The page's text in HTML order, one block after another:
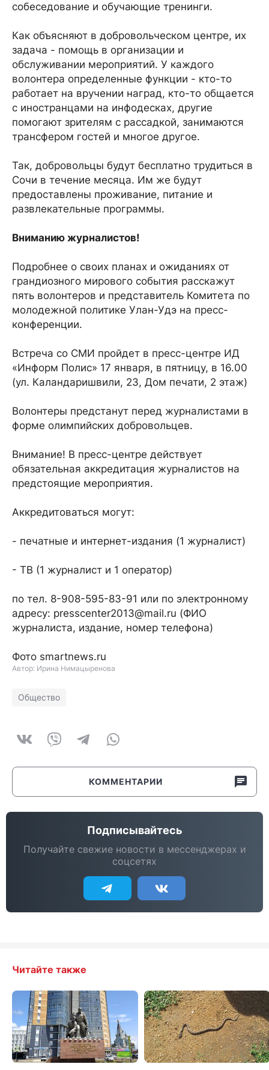
собеседование и обучающие тренинги.
Как объясняют в добровольческом центре, их
задача - помощь в организации и
обслуживании мероприятий. У каждого
волонтера определенные функции - кто-то
работает на вручении наград, кто-то общается
с иностранцами на инфодесках, другие
помогают зрителям с рассадкой, занимаются
трансфером гостей и многое другое.
Так, добровольцы будут бесплатно трудиться в
Сочи в течение месяца. Им же будут
предоставлены проживание, питание и
развлекательные программы.
Вниманию журналистов!
Подробнее о своих планах и ожиданиях от
грандиозного мирового события расскажут
пять волонтеров и представитель Комитета по
молодежной политике Улан-Удэ на пресс-
конференции.
Встреча со СМИ пройдет в пресс-центре ИД
«Информ Полис» 17 января, в пятницу, в 16.00
(ул. Каландаришвили, 23, Дом печати, 2 этаж)
Волонтеры предстанут перед журналистами в
форме олимпийских добровольцев.
Внимание! В пресс-центре действует
обязательная аккредитация журналистов на
предстоящие мероприятия.
Аккредитоваться могут:
- печатные и интернет-издания (1 журналист)
- ТВ (1 журналист и 1 оператор)
по тел. 8-908-595-83-91 или по электронному
адресу: presscenter2013@mail.ru (ФИО
журналиста, издание, номер телефона)
Фото smartnews.ru
Автор: Ирина Нимацыренова
Общество
КОММЕНТАРИИ
Подписывайтесь
Получайте свежие новости в мессенджерах и
соцсетях
Читайте также